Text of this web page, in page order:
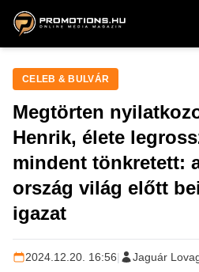
ZENE, FILM & KULT
CELEB & BULVÁR
Megtörten
Henrik, élete
mindent tönkretett:
ország világ előtt
igazat
2024.12.20. 16:56| Jaguár